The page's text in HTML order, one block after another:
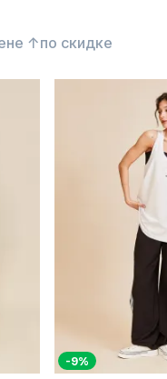
↑по скидке
-9%